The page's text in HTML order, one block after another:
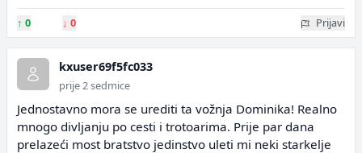
↑ 0 ↓ 0 Prijavi
kxuser69f5fc033
prije 2 sedmice
Jednostavno mora se urediti ta vožnja Dominika! Realno
mnogo divljanju po cesti i trotoarima. Prije par dana
prelazeći most bratstvo jedinstvo uleti mi neki starkelje